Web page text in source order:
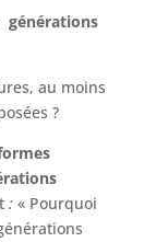
générations
au moins
?
: « Pourquoi